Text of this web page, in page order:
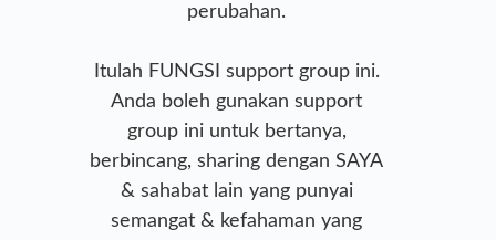
perubahan.
Itulah FUNGSI support group ini.
Anda boleh gunakan support
group ini untuk bertanya,
berbincang, sharing dengan SAYA
& sahabat lain yang punyai
semangat & kefahaman yang